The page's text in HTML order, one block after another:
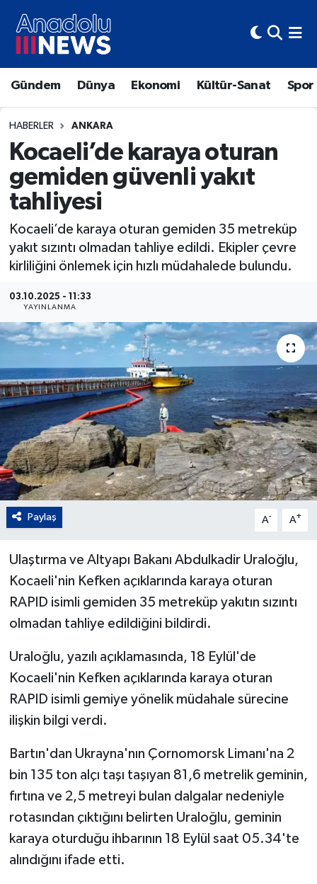
Gündem Dünya Ekonomi Kültür-Sanat Spor
HABERLER ANKARA
Kocaeli’de karaya oturan
gemiden güvenli yakıt
tahliyesi
Kocaeli’de karaya oturan gemiden 35 metreküp
yakıt sızıntı olmadan tahliye edildi. Ekipler çevre
kirliliğini önlemek için hızlı müdahalede bulundu.
03.10.2025 - 11:33
YAYINLANMA
Paylaş A- A+
Ulaştırma ve Altyapı Bakanı Abdulkadir Uraloğlu,
Kocaeli'nin Kefken açıklarında karaya oturan
RAPID isimli gemiden 35 metreküp yakıtın sızıntı
olmadan tahliye edildiğini bildirdi.
Uraloğlu, yazılı açıklamasında, 18 Eylül'de
Kocaeli'nin Kefken açıklarında karaya oturan
RAPID isimli gemiye yönelik müdahale sürecine
ilişkin bilgi verdi.
Bartın'dan Ukrayna'nın Çornomorsk Limanı'na 2
bin 135 ton alçı taşı taşıyan 81,6 metrelik geminin,
fırtına ve 2,5 metreyi bulan dalgalar nedeniyle
rotasından çıktığını belirten Uraloğlu, geminin
karaya oturduğu ihbarının 18 Eylül saat 05.34'te
alındığını ifade etti.
Hava Durumu
Trafik Durumu
Süper Lig Puan Durumu ve Fikstür
Tüm Manşetler
Son Dakika Haberleri
Haber Arşivi